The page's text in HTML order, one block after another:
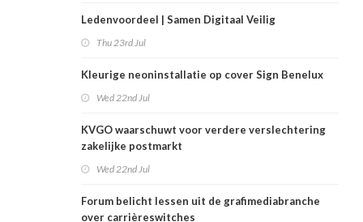
Ledenvoordeel | Samen Digitaal Veilig
Thu 23rd Jul
Kleurige neoninstallatie op cover Sign Benelux
Wed 22nd Jul
KVGO waarschuwt voor verdere verslechtering
zakelijke postmarkt
Wed 22nd Jul
Forum belicht lessen uit de grafimediabranche
over carrièreswitches